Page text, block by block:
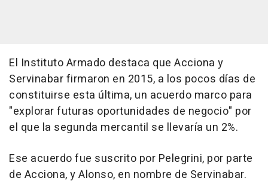
El Instituto Armado destaca que Acciona y
Servinabar firmaron en 2015, a los pocos días de
constituirse esta última, un acuerdo marco para
"explorar futuras oportunidades de negocio" por
el que la segunda mercantil se llevaría un 2%.
Ese acuerdo fue suscrito por Pelegrini, por parte
de Acciona, y Alonso, en nombre de Servinabar.